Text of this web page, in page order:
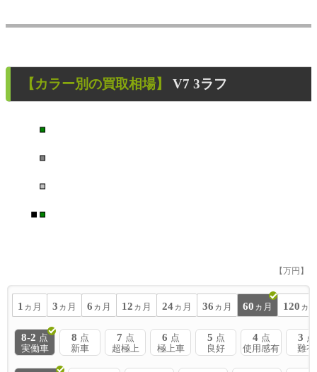
【カラー別の買取相場】 V7 3ラフ
■
■
■
■ ■
【万円】
1 ヵ月 3 ヵ月 6 ヵ月 12 ヵ月 24 ヵ月 36 ヵ月 60 ヵ月 120 ヵ
8-2 点
実働車
8 点
新車
7 点
超極上
6 点
極上車
5 点
良好
4 点
使用感有
3 点
難有